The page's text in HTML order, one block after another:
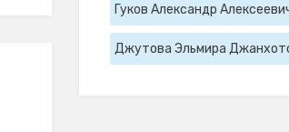
Гуков Александр
Джутова Эльмира